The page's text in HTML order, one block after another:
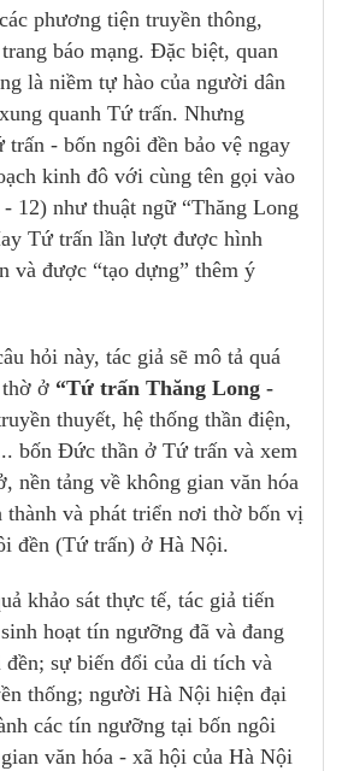
phương tiện truyền thông,
báo mạng. Đặc biệt, quan
là niềm tự hào của người dân
quanh Tứ trấn. Nhưng
- bốn ngôi đền bảo vệ ngay
kinh đô với cùng tên gọi vào
12) như thuật ngữ “Thăng Long
Tứ trấn lần lượt được hình
và được “tạo dựng” thêm ý
hỏi này, tác giả sẽ mô tả quá
ở “Tứ trấn Thăng Long -
thuyết, hệ thống thần điện,
bốn Đức thần ở Tứ trấn và xem
nền tảng về không gian văn hóa
thành và phát triển nơi thờ bốn vị
đền (Tứ trấn) ở Hà Nội.
khảo sát thực tế, tác giả tiến
hoạt tín ngưỡng đã và đang
sự biến đổi của di tích và
thống; người Hà Nội hiện đại
các tín ngưỡng tại bốn ngôi
văn hóa - xã hội của Hà Nội